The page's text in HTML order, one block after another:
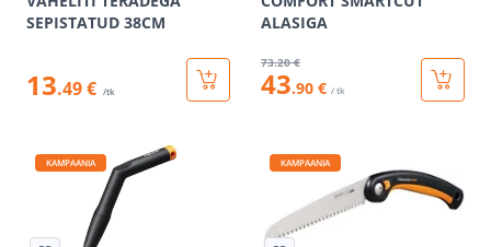
SEPISTATUD 38CM
13.49 € /tk
ALASIGA
73.20 €
43.90 € / tk
KAMPAANIA KAMPAANIA